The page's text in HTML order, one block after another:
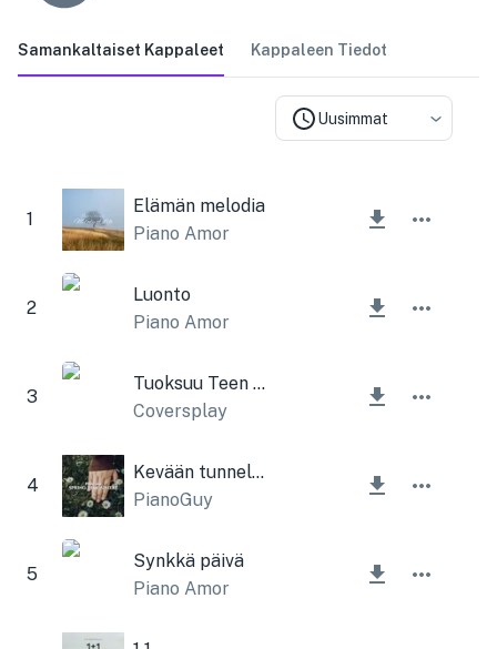
Samankaltaiset Kappaleet Kappaleen Tiedot
Uusimmat
1
Elämän melodia
Piano Amor
2
Luonto
Piano Amor
3
Tuoksuu Teen Spiritiltä
Coversplay
4
Kevään tunnelma
PianoGuy
5
Synkkä päivä
Piano Amor